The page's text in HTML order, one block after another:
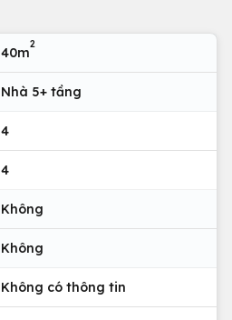
40m
2
Nhà 5+ tầng
4
4
Không
Không
Không có thông tin